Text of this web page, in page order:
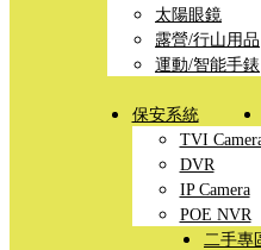
太陽眼鏡
露營/行山用品
運動/智能手錶
保安系統
TVI
DVR
IP Camera
POE NVR
二手專